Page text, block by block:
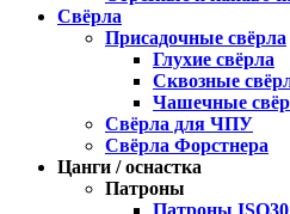
Свёрла
Присадочные свёрла
Глухие свёрла
Сквозные
Чашечные
Свёрла для ЧПУ
Свёрла Форстнера
Цанги / оснастка
Патроны
Патроны ISO30